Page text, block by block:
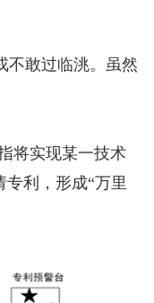
敢过临洮。虽然
将实现某一技术
利，形成“万里